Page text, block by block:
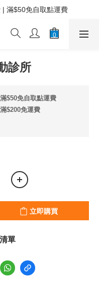
Trade自取點運費
滿$50免自取點運費
Trade自取點運費
診所
$50免自取點運費
$200免運費
立即購買
單